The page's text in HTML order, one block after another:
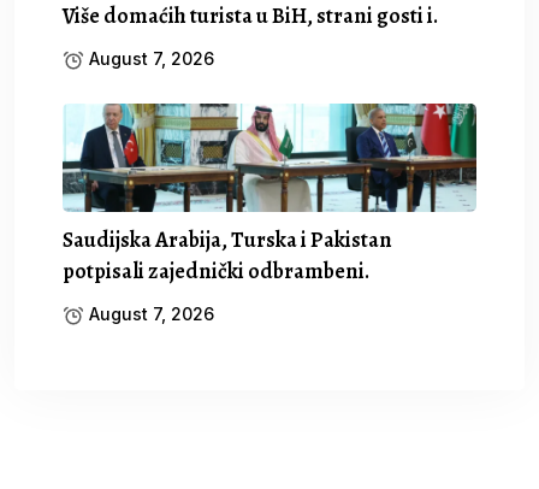
Više domaćih turista u BiH, strani gosti i.
August 7, 2026
Saudijska Arabija, Turska i Pakistan
potpisali zajednički odbrambeni.
August 7, 2026